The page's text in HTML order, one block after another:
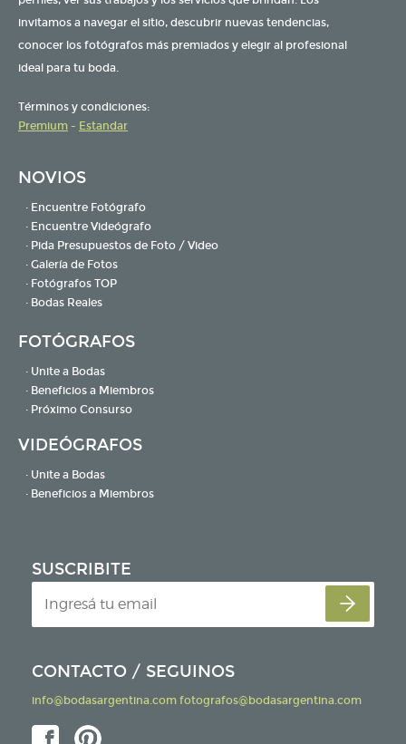
invitamos a navegar el sitio, descubrir nuevas tendencias,
conocer los fotógrafos más premiados y elegir al profesional
ideal para tu boda.
Términos y condiciones:
Premium - Estandar
NOVIOS
· Encuentre Fotógrafo
· Encuentre Videógrafo
· Pida Presupuestos de Foto / Video
· Galería de Fotos
· Fotógrafos TOP
· Bodas Reales
FOTÓGRAFOS
· Unite a Bodas
· Beneficios a Miembros
· Próximo Consurso
VIDEÓGRAFOS
· Unite a Bodas
· Beneficios a Miembros
SUSCRIBITE
CONTACTO / SEGUINOS
info@bodasargentina.com fotografos@bodasargentina.com